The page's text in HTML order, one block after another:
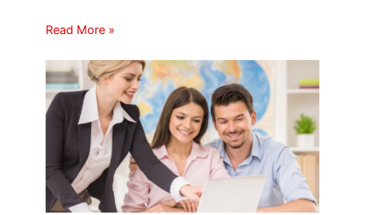
Read More »